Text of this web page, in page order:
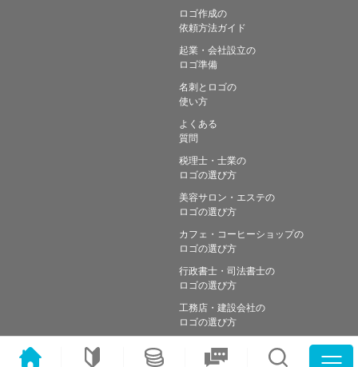
ロゴ作成の
依頼方法ガイド
起業・会社設立の
ロゴ準備
名刺とロゴの
使い方
よくある
質問
税理士・士業の
ロゴの選び方
美容サロン・エステの
ロゴの選び方
カフェ・コーヒーショップの
ロゴの選び方
行政書士・司法書士の
ロゴの選び方
工務店・建設会社の
ロゴの選び方